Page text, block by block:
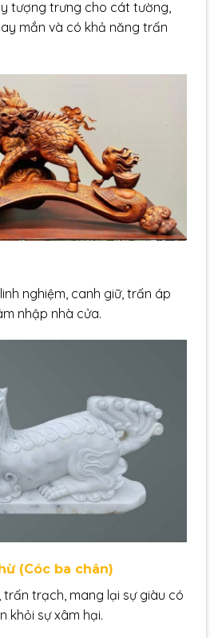
tượng trưng cho cát tường,
mắn và có khả năng trấn
nghiệm, canh giữ, trấn áp
nhập nhà cửa.
(Cóc ba chân)
trấn trạch, mang lại sự giàu có
khỏi sự xâm hại.